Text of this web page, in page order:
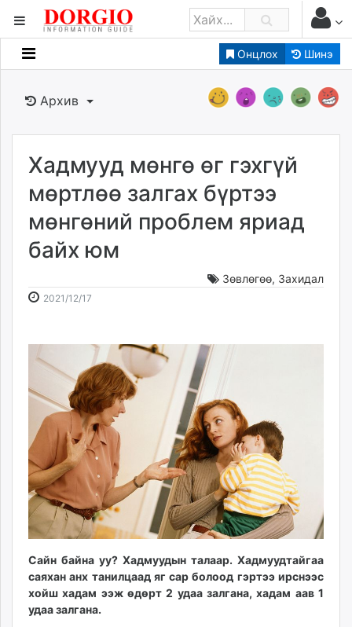
Онцлох Шинэ
Мэдээллийн
Банк санхүү
Бизнес ААН
Төрийн
Нийслэлийн
dorgio.mn
Gogo.mn
news.mn
zindaa.mn
tovch.mn
ikon.mn
mnb.mn
Livetv.mn
Eguur.mn
24tsag.mn
shuud.mn
eagle.mn
ergelt.mn
zarig.mn
today.mn
zuv.mn
mminfo.mn
ugluu.mn
urlag.mn
Архив
Хадмууд мөнгө өг гэхгүй
мөртлөө залгах бүртээ
мөнгөний проблем яриад
байх юм
Зөвлөгөө, Захидал
2021/12/17
12:49:37
20:28:29
Сайн байна уу? Хадмуудын талаар. Хадмуудтайгаа
саяхан анх танилцаад яг сар болоод гэртээ ирснээс
хойш хадам ээж өдөрт 2 удаа залгана, хадам аав 1
удаа залгана.